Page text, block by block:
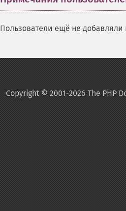
Пользователи ещё не
Copyright © 2001-2026 The PHP